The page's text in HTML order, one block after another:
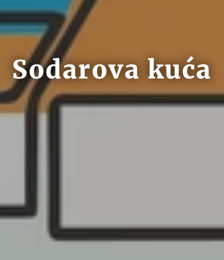
Sodarova kuća